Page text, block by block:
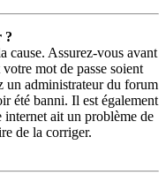
?
cause. Assurez-vous avant
mot de passe soient
un administrateur du forum
été banni. Il est également
ait un problème de
de la corriger.